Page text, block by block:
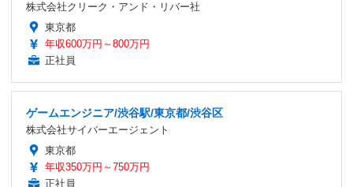
株式会社クリーク・アンド・リバー社
東京都
年収600万円～800万円
正社員
ゲームエンジニア/渋谷駅/東京都/渋谷区
株式会社サイバーエージェント
東京都
年収350万円～750万円
正社員